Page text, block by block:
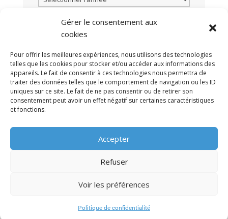
Gérer le consentement aux
cookies
Pour offrir les meilleures expériences, nous utilisons des technologies
telles que les cookies pour stocker et/ou accéder aux informations des
appareils. Le fait de consentir à ces technologies nous permettra de
traiter des données telles que le comportement de navigation ou les ID
uniques sur ce site. Le fait de ne pas consentir ou de retirer son
consentement peut avoir un effet négatif sur certaines caractéristiques
et fonctions.
Accepter
Refuser
Voir les préférences
Politique de confidentialité
TOUTES LES ACTUALITÉS
MENTIONS LÉGALES•POLITIQUE DE
CONFIDENTIALITÉ•